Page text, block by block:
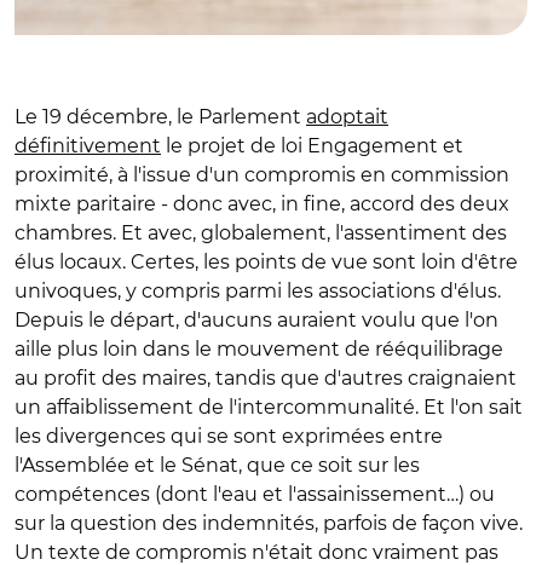
Le 19 décembre, le Parlement adoptait
définitivement le projet de loi Engagement et
proximité, à l'issue d'un compromis en commission
mixte paritaire - donc avec, in fine, accord des deux
chambres. Et avec, globalement, l'assentiment des
élus locaux. Certes, les points de vue sont loin d'être
univoques, y compris parmi les associations d'élus.
Depuis le départ, d'aucuns auraient voulu que l'on
aille plus loin dans le mouvement de rééquilibrage
au profit des maires, tandis que d'autres craignaient
un affaiblissement de l'intercommunalité. Et l'on sait
les divergences qui se sont exprimées entre
l'Assemblée et le Sénat, que ce soit sur les
compétences (dont l'eau et l'assainissement…) ou
sur la question des indemnités, parfois de façon vive.
Un texte de compromis n'était donc vraiment pas